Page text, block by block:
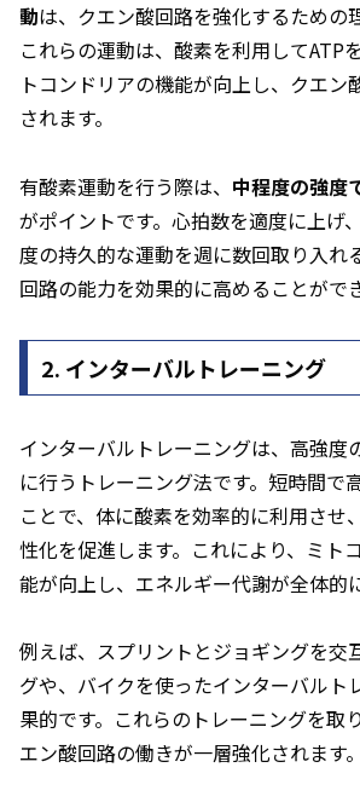
動は、クエン酸回路を強化するための
これらの運動は、酸素を利用してATP
トコンドリアの機能が向上し、クエン
されます。
有酸素運動を行う際は、 中程度の強度
がポイントです。心拍数を適度に上げ
度の持久的な運動を週に数回取り入れ
回路の能力を効果的に高めることがで
2. インターバルトレーニング
インターバルトレーニングは、高強度
に行うトレーニング法です。短時間で
ことで、体に酸素を効率的に利用させ
性化を促進します。これにより、ミト
能が向上し、エネルギー代謝が全体的
例えば、スプリントとジョギングを交
グや、バイクを使ったインターバルト
果的です。これらのトレーニングを取
エン酸回路の働きが一層強化されます。